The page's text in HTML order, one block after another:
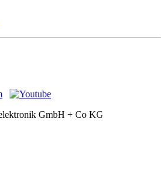
GmbH + Co KG